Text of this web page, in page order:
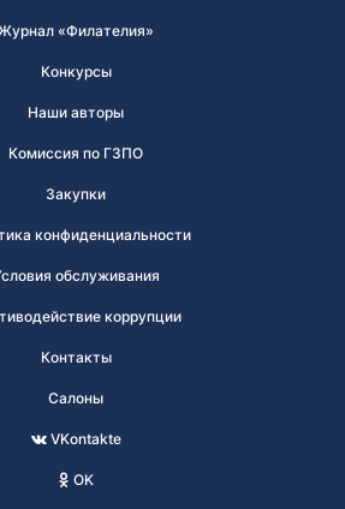
«Филателия»
Конкурсы
Наши авторы
Комиссия по ГЗПО
Закупки
конфиденциальности
обслуживания
коррупции
Контакты
Салоны
VKontakte
OK